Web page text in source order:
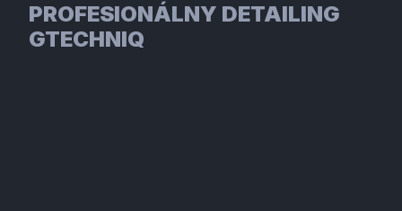
PROFESIONÁLNY DETAILING
GTECHNIQ